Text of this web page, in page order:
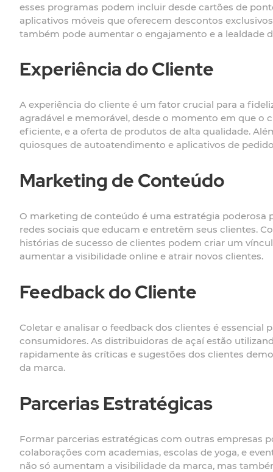
esses programas podem incluir desde cartões de
aplicativos móveis que oferecem descontos
também pode aumentar o engajamento e a lealdade
Experiência do Cliente
A experiência do cliente é um fator crucial para a
agradável e memorável, desde o momento em que
eficiente, e a oferta de produtos de alta qualidade.
quiosques de autoatendimento e aplicativos de
Marketing de Conteúdo
O marketing de conteúdo é uma estratégia poderosa
redes sociais que educam e entretêm seus clientes.
histórias de sucesso de clientes podem criar um
aumentar a visibilidade online e atrair novos clientes.
Feedback do Cliente
Coletar e analisar o feedback dos clientes é
consumidores. As distribuidoras de açaí estão
rapidamente às críticas e sugestões dos clientes
da marca.
Parcerias Estratégicas
Formar parcerias estratégicas com outras empresas
colaborações com academias, escolas de yoga, e
não só aumentam a visibilidade da marca, mas